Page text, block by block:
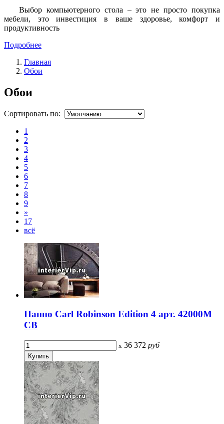
Выбор компьютерного стола – это не просто покупка
мебели, это инвестиция в ваше здоровье, комфорт и
продуктивность
Подробнее
Главная
Обои
Обои
Сортировать по:
1
2
3
4
5
6
7
8
9
»
17
всё
Панно Carl Robinson Edition 4 арт. 42000M
CB
x 36 372 руб